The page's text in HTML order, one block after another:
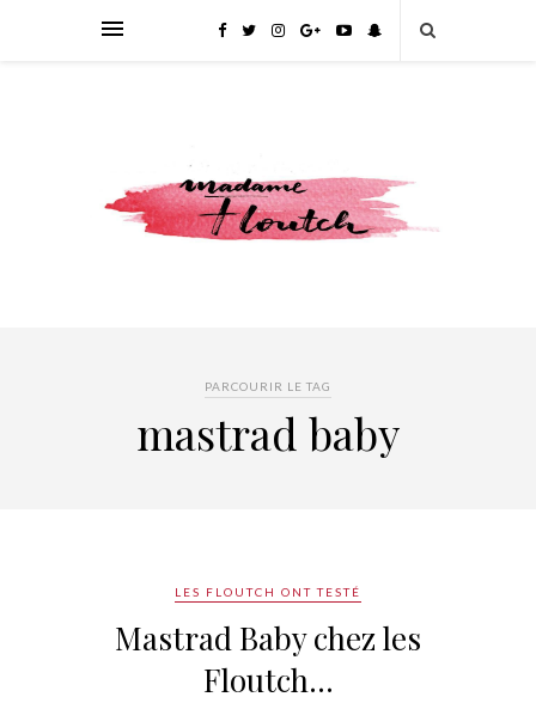
PARCOURIR LE TAG
mastrad baby
LES FLOUTCH ONT TESTÉ
Mastrad Baby chez les
Floutch…